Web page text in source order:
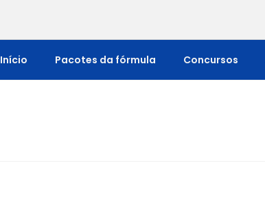
Início Pacotes da fórmula Concursos